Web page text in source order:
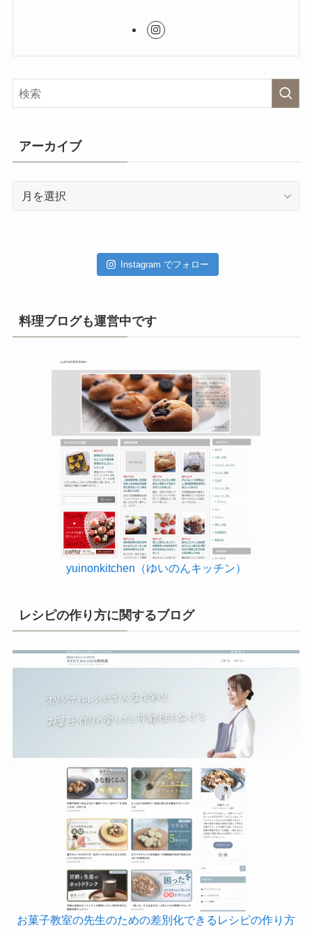
アーカイブ
Instagram でフォロー
料理ブログも運営中です
yuinonkitchen（ゆいのんキッチン）
レシピの作り方に関するブログ
お菓子教室の先生のための差別化できるレシピの作り方